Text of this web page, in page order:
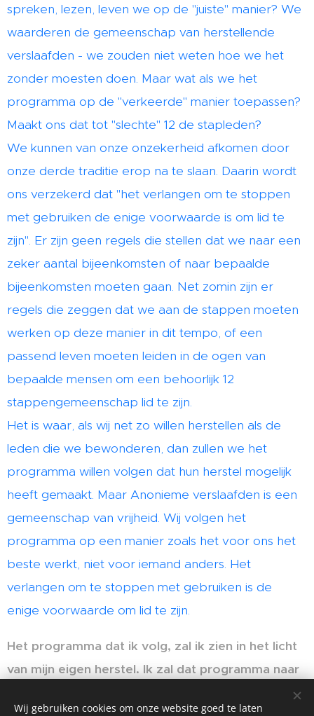
spreken, lezen, leven we op de "juiste" manier? We
waarderen de gemeenschap van herstellende
verslaafden - we zouden niet weten hoe we het
zonder moesten doen. Maar wat als we het
programma op de "verkeerde" manier toepassen?
Maakt ons dat tot "slechte" 12 de stapleden?
We kunnen van onze onzekerheid afkomen door
onze derde traditie erop na te slaan. Daarin wordt
ons verzekerd dat "het verlangen om te stoppen
met gebruiken de enige voorwaarde is om lid te
zijn". Er zijn geen regels die stellen dat we naar een
zeker aantal bijeenkomsten of naar bepaalde
bijeenkomsten moeten gaan. Net zomin zijn er
regels die zeggen dat we aan de stappen moeten
werken op deze manier in dit tempo, of een
passend leven moeten leiden in de ogen van
bepaalde mensen om een behoorlijk 12
stappengemeenschap lid te zijn.
Het is waar, als wij net zo willen herstellen als de
leden die we bewonderen, dan zullen we het
programma willen volgen dat hun herstel mogelijk
heeft gemaakt. Maar Anonieme verslaafden is een
gemeenschap van vrijheid. Wij volgen het
programma op een manier zoals het voor ons het
beste werkt, niet voor iemand anders. Het
verlangen om te stoppen met gebruiken is de
enige voorwaarde om lid te zijn.
Het programma dat ik volg, zal ik zien in het licht
van mijn eigen herstel. Ik zal dat programma naar
Wij gebruiken cookies om onze website goed te laten